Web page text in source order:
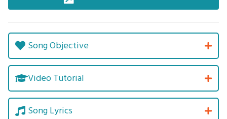
Song Objective
Video Tutorial
Song Lyrics